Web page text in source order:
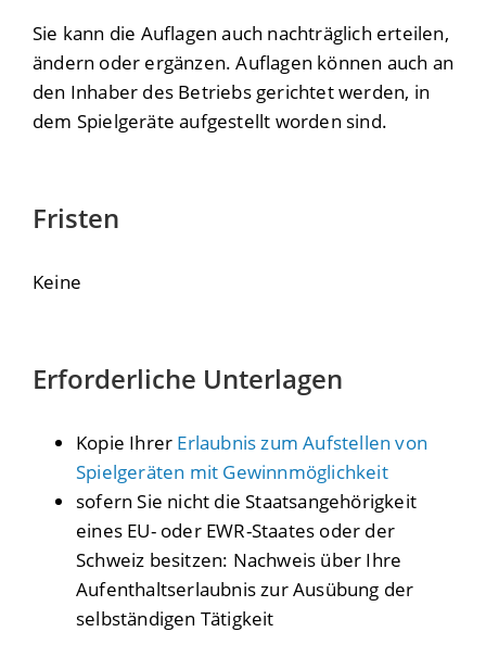
Sie kann die Auflagen auch nachträglich erteilen,
ändern oder ergänzen. Auflagen können auch an
den Inhaber des Betriebs gerichtet werden, in
dem Spielgeräte aufgestellt worden sind.
Fristen
Keine
Erforderliche Unterlagen
Kopie Ihrer Erlaubnis zum Aufstellen von
Spielgeräten mit Gewinnmöglichkeit
sofern Sie nicht die Staatsangehörigkeit
eines EU- oder EWR-Staates oder der
Schweiz besitzen: Nachweis über Ihre
Aufenthaltserlaubnis zur Ausübung der
selbständigen Tätigkeit